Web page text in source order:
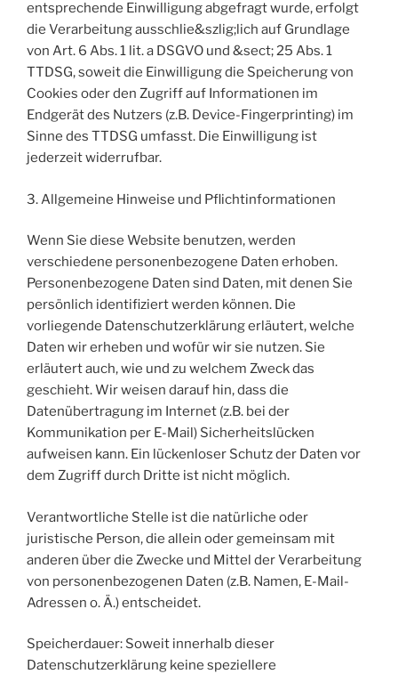
entsprechende Einwilligung abgefragt wurde, erfolgt
die Verarbeitung ausschlie&szlig;lich auf Grundlage
von Art. 6 Abs. 1 lit. a DSGVO und &sect; 25 Abs. 1
TTDSG, soweit die Einwilligung die Speicherung von
Cookies oder den Zugriff auf Informationen im
Endgerät des Nutzers (z.B. Device-Fingerprinting) im
Sinne des TTDSG umfasst. Die Einwilligung ist
jederzeit widerrufbar.
3. Allgemeine Hinweise und Pflichtinformationen
Wenn Sie diese Website benutzen, werden
verschiedene personenbezogene Daten erhoben.
Personenbezogene Daten sind Daten, mit denen Sie
persönlich identifiziert werden können. Die
vorliegende Datenschutzerklärung erläutert, welche
Daten wir erheben und wofür wir sie nutzen. Sie
erläutert auch, wie und zu welchem Zweck das
geschieht. Wir weisen darauf hin, dass die
Datenübertragung im Internet (z.B. bei der
Kommunikation per E-Mail) Sicherheitslücken
aufweisen kann. Ein lückenloser Schutz der Daten vor
dem Zugriff durch Dritte ist nicht möglich.
Verantwortliche Stelle ist die natürliche oder
juristische Person, die allein oder gemeinsam mit
anderen über die Zwecke und Mittel der Verarbeitung
von personenbezogenen Daten (z.B. Namen, E-Mail-
Adressen o. Ä.) entscheidet.
Speicherdauer: Soweit innerhalb dieser
Datenschutzerklärung keine speziellere